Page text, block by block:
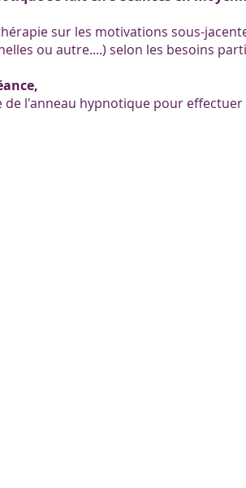
sur les motivations sous-
ou autre....) selon les besoins
de l'anneau hypnotique pour